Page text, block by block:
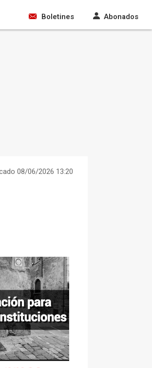
Boletines Abonados
08/06/2026 13:20